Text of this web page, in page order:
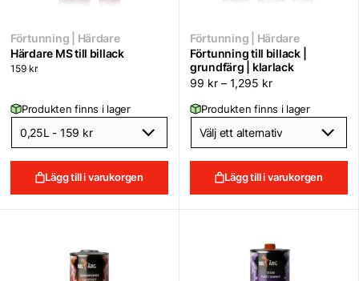
Förtunning | Härdare
Härdare MS till billack
159 kr
Produkten finns i lager
Lägg till i varukorgen
Förtunning | Härdare
Förtunning till billack |
grundfärg | klarlack
99 kr – 1,295 kr
Produkten finns i lager
Lägg till i varukorgen